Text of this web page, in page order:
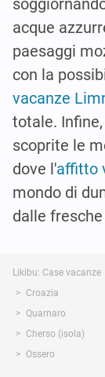
acque
paesaggi
con la
vacanze
totale.
scoprite le
dove l'affitto
mondo di
dalle
Likibu: Case vacanze
Croazia
Quarnaro
Cherso (isola)
Ossero